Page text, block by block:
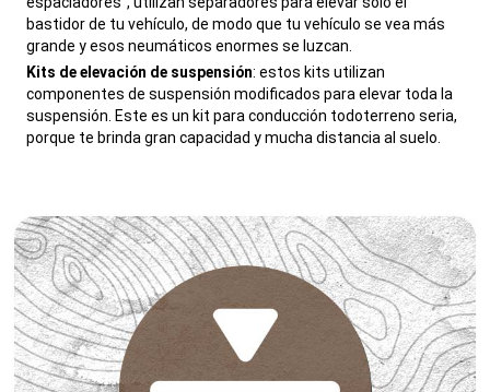
bastidor de tu vehículo, de modo que tu vehículo se vea más
grande y esos neumáticos enormes se luzcan.
,Kits de elevación de suspensión: estos kits utilizan
componentes de suspensión modificados para elevar toda la
suspensión. Este es un kit para conducción todoterreno seria,
porque te brinda gran capacidad y mucha distancia al suelo.